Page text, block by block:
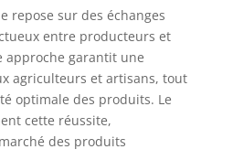
repose sur des échanges
entre producteurs et
approche garantit une
agriculteurs et artisans, tout
optimale des produits. Le
cette réussite,
des produits